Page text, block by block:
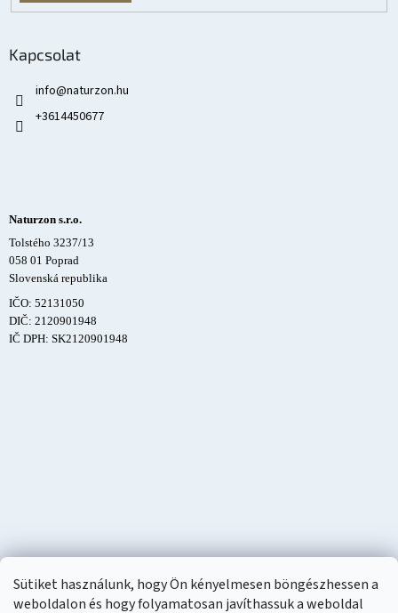
Sütiket használunk, hogy Ön kényelmesen böngészhessen a
weboldalon és hogy folyamatosan javíthassuk a weboldal
Kapcsolat
info@naturzon.hu
+3614450677
Naturzon s.r.o.
Tolstého 3237/13
058 01 Poprad
Slovenská republika
IČO: 52131050
DIČ: 2120901948
IČ DPH: SK2120901948